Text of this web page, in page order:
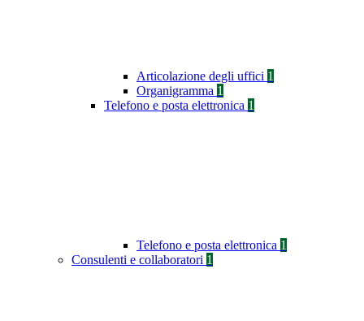
Articolazione degli uffici 1
Organigramma 1
Telefono e posta elettronica 1
Telefono e posta elettronica 1
Consulenti e collaboratori 1